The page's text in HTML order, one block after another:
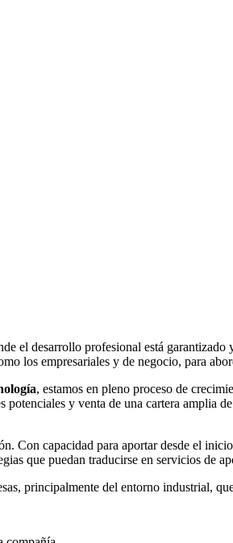
el desarrollo profesional está
los empresariales y de negocio, para
, estamos en pleno proceso de
potenciales y venta de una cartera amplia
Con capacidad para aportar desde el
que puedan traducirse en servicios de
principalmente del entorno industrial,